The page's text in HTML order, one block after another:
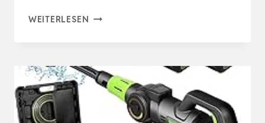
WEITERLESEN MAKITA
HOCHDRUCKREINIGER
2X18V